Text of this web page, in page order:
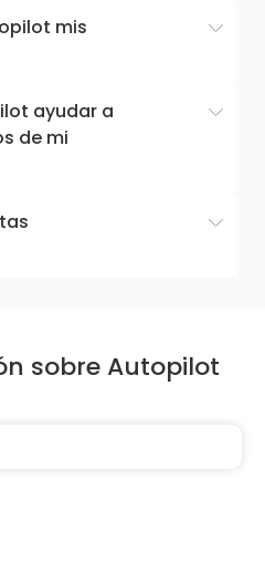
mis
ayudar a
de mi
sobre Autopilot